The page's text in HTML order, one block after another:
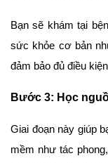
Bạn sẽ khám tại
sức khỏe cơ bản
đảm bảo đủ điều
Bước 3: Học
Giai đoạn này giúp
mềm như tác